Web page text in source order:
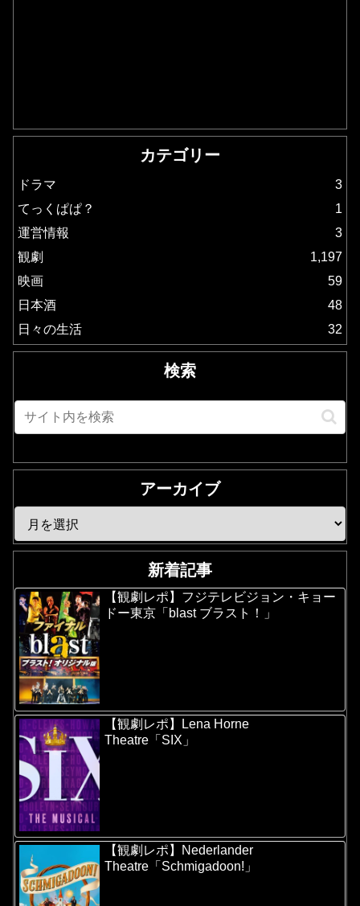
カテゴリー
ドラマ
3
てっくぱぱ？
1
運営情報
3
観劇
1,197
映画
59
日本酒
48
日々の生活
32
検索
アーカイブ
新着記事
【観劇レポ】フジテレビジョン・キョー
ドー東京「blast ブラスト！」
【観劇レポ】Lena Horne
Theatre「SIX」
【観劇レポ】Nederlander
Theatre「Schmigadoon!」